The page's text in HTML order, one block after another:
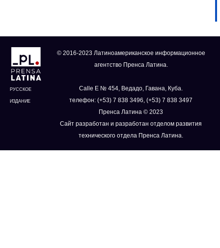
РУССКОЕ
ИЗДАНИЕ
© 2016-2023 Латиноамериканское информационное
агентство Пренса Латина.
Calle E № 454, Ведадо, Гавана, Куба.
телефон: (+53) 7 838 3496, (+53) 7 838 3497
Пренса Латина © 2023
Сайт разработан и разработан отделом развития
технического отдела Пренса Латина.